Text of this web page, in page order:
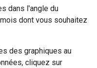
dans l'angle du
dont vous souhaitez
des graphiques au
cliquez sur